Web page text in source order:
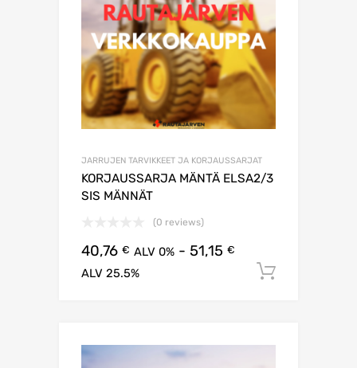
JARRUJEN TARVIKKEET JA KORJAUSSARJAT
KORJAUSSARJA MÄNTÄ ELSA2/3
SIS MÄNNÄT
(0 reviews)
40,76 € ALV 0% - 51,15 €
ALV 25.5%